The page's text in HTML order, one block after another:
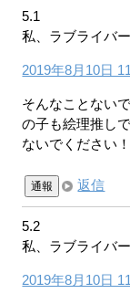
5.1
私、ラブライバ
2019年8月10日
そんなことない
の子も絵理推し
ないでください！
通報 返信
5.2
私、ラブライバ
2019年8月10日